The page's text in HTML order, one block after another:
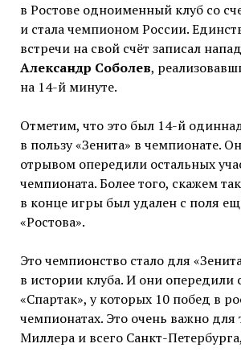
в Ростове одноименный клуб со
и стала чемпионом России.
встречи на свой счёт записал
Александр Соболев,
на 14-й минуте.
Отметим, что это был 14-й
в пользу «Зенита» в чемпионате.
отрывом опередили остальных
чемпионата. Более того, скажем
в конце игры был удален с поля
«Ростова».
Это чемпионство стало для
в истории клуба. И они опередили
«Спартак», у которых 10 побед в
чемпионатах. Это очень важно для
Миллера и всего Санкт-